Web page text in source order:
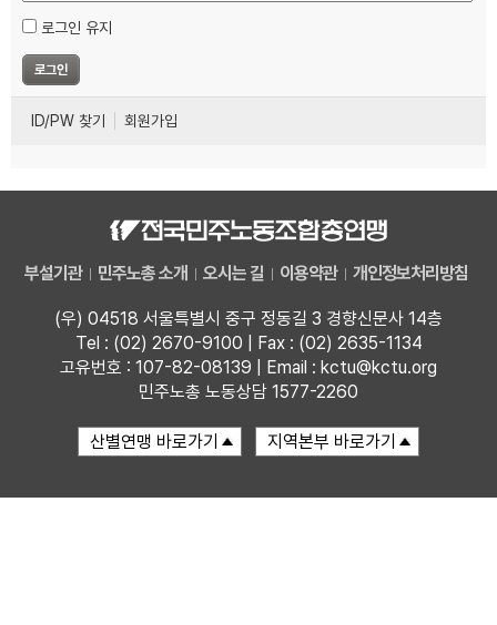
로그인 유지
ID/PW 찾기 회원가입
부설기관 민주노총 소개 오시는 길 이용약관 개인정보처리방침
(우) 04518 서울특별시 중구 정동길 3 경향신문사 14층
Tel : (02) 2670-9100 | Fax : (02) 2635-1134
고유번호 : 107-82-08139 | Email : kctu@kctu.org
민주노총 노동상담 1577-2260
업무